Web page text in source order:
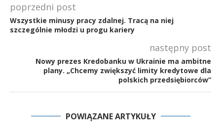
poprzedni post
Wszystkie minusy pracy zdalnej. Tracą na niej
szczególnie młodzi u progu kariery
następny post
Nowy prezes Kredobanku w Ukrainie ma ambitne
plany. „Chcemy zwiększyć limity kredytowe dla
polskich przedsiębiorców”
POWIĄZANE ARTYKUŁY